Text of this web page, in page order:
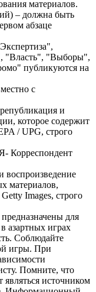
материалов.
– должна быть
абзаце
"Власть", "Выборы",
публикуются на
с
и
которое содержит
/ UPG, строго
Корреспондент
воспроизведение
материалов,
Images, строго
для
азартных играх
Соблюдайте
игры. При
Помните, что
являться источником